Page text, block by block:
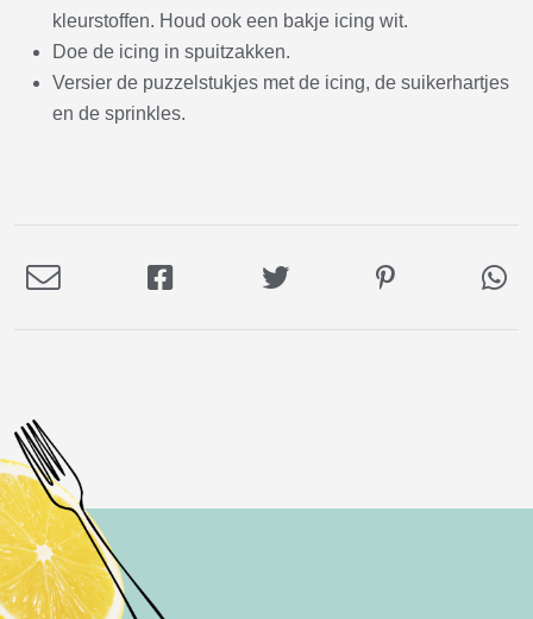
kleurstoffen. Houd ook een bakje icing wit.
Doe de icing in spuitzakken.
Versier de puzzelstukjes met de icing, de suikerhartjes
en de sprinkles.
Deel
Deel